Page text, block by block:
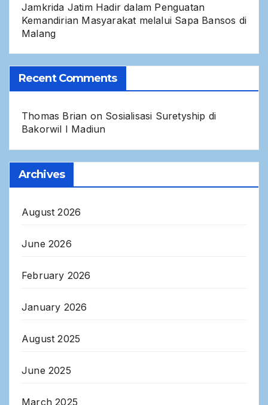
Jamkrida Jatim Hadir dalam Penguatan
Kemandirian Masyarakat melalui Sapa Bansos di
Malang
Recent Comments
Thomas Brian on Sosialisasi Suretyship di
Bakorwil I Madiun
Archives
August 2026
June 2026
February 2026
January 2026
August 2025
June 2025
March 2025